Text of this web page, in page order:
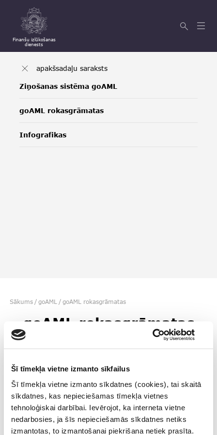
Šī tīmekļa vietne izmanto sīkfailus
Šī tīmekļa vietne izmanto sīkdatnes (cookies), tai skaitā
sīkdatnes, kas nepieciešamas tīmekļa vietnes
tehnoloģiskai darbībai. Ievērojot, ka interneta vietne
nedarbosies, ja šīs nepieciešamās sīkdatnes netiks
izmantotas, to izmantošanai piekrišana netiek prasīta.
Finanšu izlūkošanas
dienests
apakšsadaļu saraksts
Ziņošanas sistēma goAML
goAML rokasgrāmatas
Infografikas
Sākums / goAML / goAML rokasgrāmatas
goAML rokasgrāmatas
Dokumentācija par ziņošanas
sistēmu goAML
Viegli lasīt – goAML rokasgrāmata
iesācējam (01.09.2024.)